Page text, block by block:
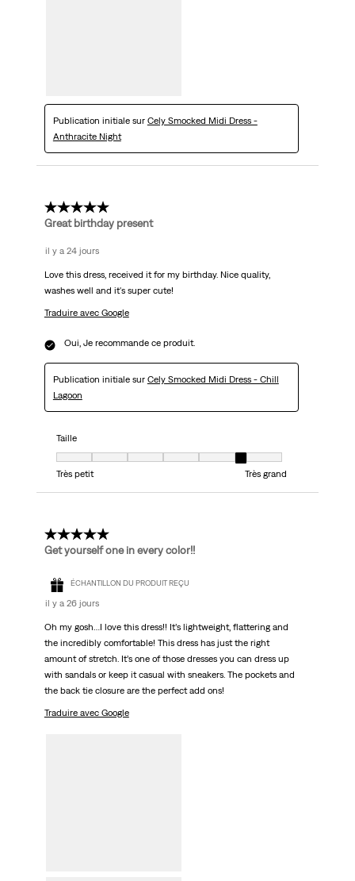
Publication initiale sur Cely Smocked Midi Dress -
Anthracite Night
5 étoile(s) sur 5.
Great birthday present
il y a 24 jours
Love this dress, received it for my birthday. Nice quality,
washes well and it's super cute!
Traduire avec Google
Oui, Je recommande ce produit.
Publication initiale sur Cely Smocked Midi Dress - Chill
Lagoon
Taille
Taille, 6 sur 7, où 1 est égal à Très petit et 7 est égal à Très grand
Très petit
Très grand
5 étoile(s) sur 5.
Get yourself one in every color!!
ÉCHANTILLON DU PRODUIT REÇU
il y a 26 jours
Oh my gosh…I love this dress!! It’s lightweight, flattering and
the incredibly comfortable! This dress has just the right
amount of stretch. It’s one of those dresses you can dress up
with sandals or keep it casual with sneakers. The pockets and
the back tie closure are the perfect add ons!
Traduire avec Google